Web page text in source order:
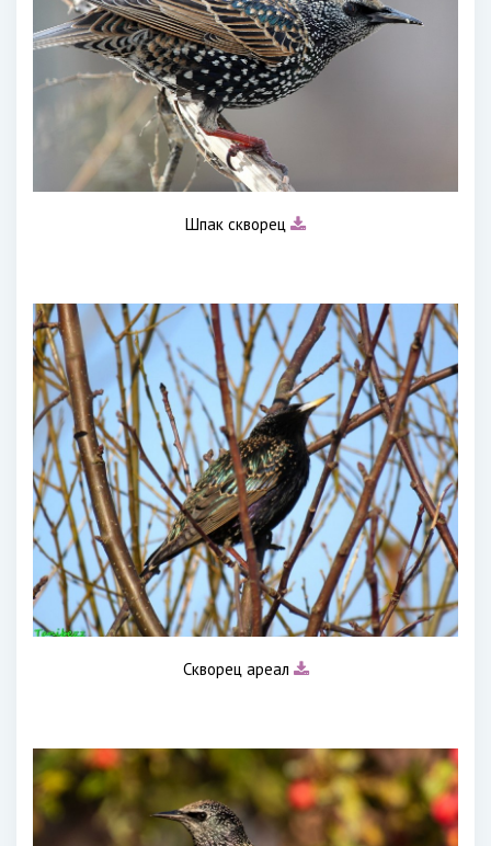
Шпак скворец
Скворец ареал